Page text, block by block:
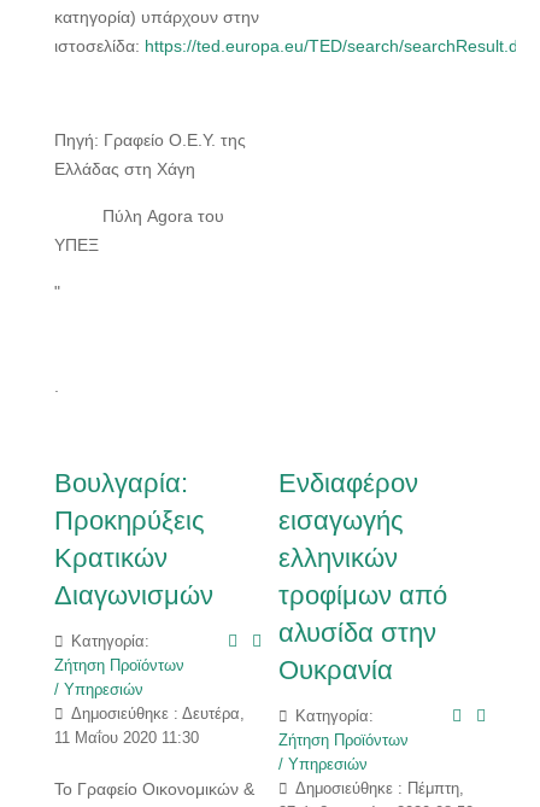
κατηγορία) υπάρχουν στην
ιστοσελίδα: https://ted.europa.eu/TED/search/searchResult.do
Πηγή: Γραφείο Ο.Ε.Υ. της
Ελλάδας στη Χάγη
Πύλη Agora του
ΥΠΕΞ
"
.
Βουλγαρία:
Προκηρύξεις
Κρατικών
Διαγωνισμών
Κατηγορία:
Ζήτηση Προϊόντων
/ Υπηρεσιών
Δημοσιεύθηκε : Δευτέρα,
11 Μαΐου 2020 11:30
Το Γραφείο Οικονομικών &
Ενδιαφέρον
εισαγωγής
ελληνικών
τροφίμων από
αλυσίδα στην
Ουκρανία
Κατηγορία:
Ζήτηση Προϊόντων
/ Υπηρεσιών
Δημοσιεύθηκε : Πέμπτη,